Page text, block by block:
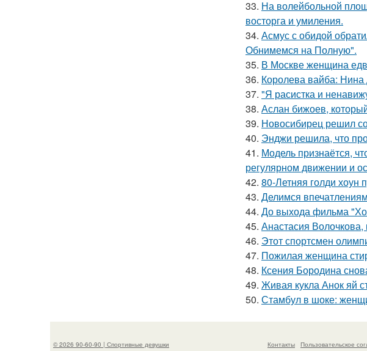
33. На волейбольной
восторга и умиления.
34. Асмус с обидой
Обнимемся на Полную".
35. В Москве женщина
36. Королева вайба: Нина
37. "Я расистка и
38. Аслан бижоев,
39. Новосибирец решил
40. Энджи решила, что
41. Модель признаётся,
регулярном движении и
42. 80-Летняя голди хоун
43. Делимся
44. До выхода фильма
45. Анастасия
46. Этот спортсмен
47. Пожилая женщина
48. Ксения Бородина
49. Живая кукла Анок яй
50. Стамбул в шоке:
© 2026 90-60-90 | Спортивные девушки Контакты Пользовательское